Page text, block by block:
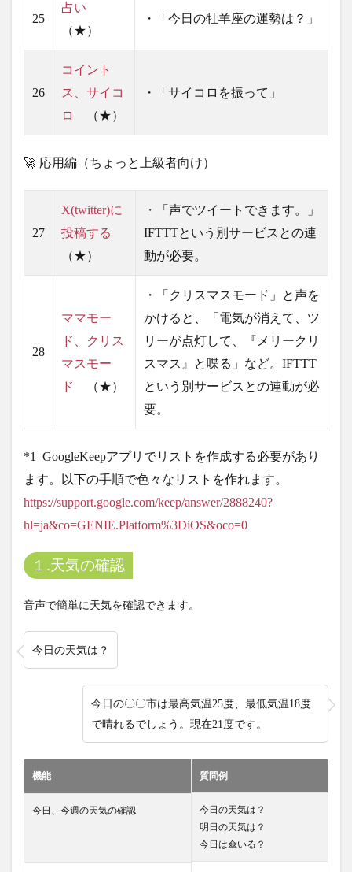
25
占い
（★）
・「今日の牡羊座の運勢は？」
26
コイント
ス、サイコ
ロ
（★）
・「サイコロを振って」
🚀 応用編（ちょっと上級者向け）
27
X(twitter)に
投稿する
（★）
・「声でツイートできます。」
IFTTTという別サービスとの連
動が必要。
28
ママモー
ド、クリス
マスモー
ド
（★）
・「クリスマスモード」と声を
かけると、「電気が消えて、ツ
リーが点灯して、『メリークリ
スマス』と喋る」など。IFTTT
という別サービスとの連動が必
要。
*1 GoogleKeepアプリでリストを作成する必要があり
ます。以下の手順で色々なリストを作れます。
https://support.google.com/keep/answer/2888240?
hl=ja&co=GENIE.Platform%3DiOS&oco=0
１.天気の確認
音声で簡単に天気を確認できます。
今日の天気は？
今日の〇〇市は最高気温25度、最低気温18度
で晴れるでしょう。現在21度です。
機能 質問例
今日、今週の天気の確認
今日の天気は？
明日の天気は？
今日は傘いる？